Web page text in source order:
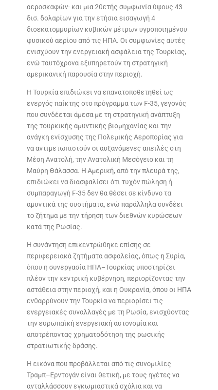
αεροσκαφών· και μια 20ετής συμφωνία ύψους 43
δισ. δολαρίων για την ετήσια εισαγωγή 4
δισεκατομμυρίων κυβικών μέτρων υγροποιημένου
φυσικού αερίου από τις ΗΠΑ. Οι συμφωνίες αυτές
ενισχύουν την ενεργειακή ασφάλεια της Τουρκίας,
ενώ ταυτόχρονα εξυπηρετούν τη στρατηγική
αμερικανική παρουσία στην περιοχή.
Η Τουρκία επιδιώκει να επανατοποθετηθεί ως
ενεργός παίκτης στο πρόγραμμα των F-35, γεγονός
που συνδέεται άμεσα με τη στρατηγική ανάπτυξη
της τουρκικής αμυντικής βιομηχανίας και την
ανάγκη ενίσχυσης της Πολεμικής Αεροπορίας για
να αντιμετωπιστούν οι αυξανόμενες απειλές στη
Μέση Ανατολή, την Ανατολική Μεσόγειο και τη
Μαύρη Θάλασσα. Η Αμερική, από την πλευρά της,
επιδιώκει να διασφαλίσει ότι τυχόν πώληση ή
συμπαραγωγή F-35 δεν θα θέσει σε κίνδυνο τα
αμυντικά της συστήματα, ενώ παράλληλα συνδέει
το ζήτημα με την τήρηση των διεθνών κυρώσεων
κατά της Ρωσίας.
Η συνάντηση επικεντρώθηκε επίσης σε
περιφερειακά ζητήματα ασφαλείας, όπως η Συρία,
όπου η συνεργασία ΗΠΑ–Τουρκίας υποστηρίζει
πλέον την κεντρική κυβέρνηση, περιορίζοντας την
αστάθεια στην περιοχή, και η Ουκρανία, όπου οι ΗΠΑ
ενθαρρύνουν την Τουρκία να περιορίσει τις
ενεργειακές συναλλαγές με τη Ρωσία, ενισχύοντας
την ευρωπαϊκή ενεργειακή αυτονομία και
αποτρέποντας χρηματοδότηση της ρωσικής
στρατιωτικής δράσης.
Η εικόνα που προβάλλεται από τις συνομιλίες
Τραμπ–Ερντογάν είναι θετική, με τους ηγέτες να
ανταλλάσσουν εγκωμιαστικά σχόλια και να